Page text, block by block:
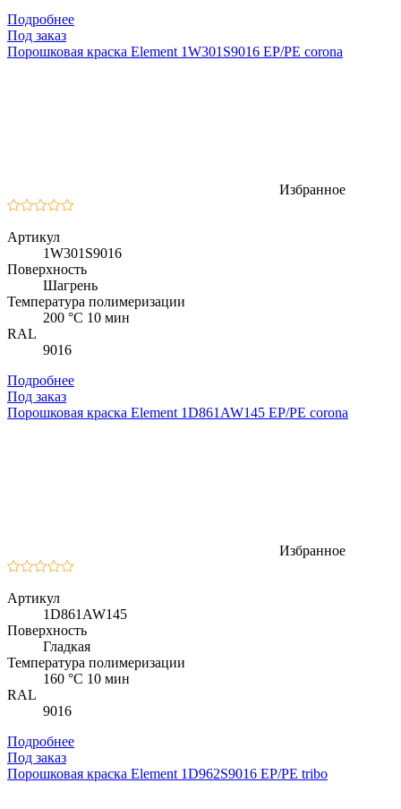
Подробнее
Под заказ
Порошковая краска Element 1W301S9016 EP/PE corona
Избранное
Артикул
1W301S9016
Поверхность
Шагрень
Температура полимеризации
200 °C 10 мин
RAL
9016
Подробнее
Под заказ
Порошковая краска Element 1D861AW145 EP/PE corona
Избранное
Артикул
1D861AW145
Поверхность
Гладкая
Температура полимеризации
160 °C 10 мин
RAL
9016
Подробнее
Под заказ
Порошковая краска Element 1D962S9016 EP/PE tribo